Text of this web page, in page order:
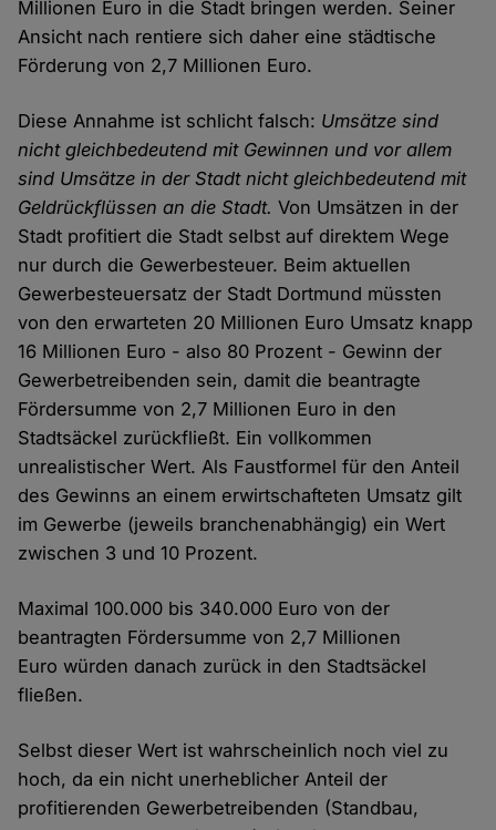
Millionen Euro in die Stadt bringen werden. Seiner
Ansicht nach rentiere sich daher eine städtische
Förderung von 2,7 Millionen Euro.
Diese Annahme ist schlicht falsch: Umsätze sind
nicht gleichbedeutend mit Gewinnen und vor allem
sind Umsätze in der Stadt nicht gleichbedeutend mit
Geldrückflüssen an die Stadt. Von Umsätzen in der
Stadt profitiert die Stadt selbst auf direktem Wege
nur durch die Gewerbesteuer. Beim aktuellen
Gewerbesteuersatz der Stadt Dortmund müssten
von den erwarteten 20 Millionen Euro Umsatz knapp
16 Millionen Euro - also 80 Prozent - Gewinn der
Gewerbetreibenden sein, damit die beantragte
Fördersumme von 2,7 Millionen Euro in den
Stadtsäckel zurückfließt. Ein vollkommen
unrealistischer Wert. Als Faustformel für den Anteil
des Gewinns an einem erwirtschafteten Umsatz gilt
im Gewerbe (jeweils branchenabhängig) ein Wert
zwischen 3 und 10 Prozent.
Maximal 100.000 bis 340.000 Euro von der
beantragten Fördersumme von 2,7 Millionen
Euro würden danach zurück in den Stadtsäckel
fließen.
Selbst dieser Wert ist wahrscheinlich noch viel zu
hoch, da ein nicht unerheblicher Anteil der
profitierenden Gewerbetreibenden (Standbau,